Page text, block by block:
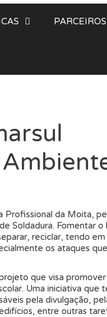
PARCEIROS
Profissional da Moita,
Soldadura. Fomentar o
reciclar, tendo
os ataques
que visa promover
Uma iniciativa que
pela divulgação,
entre outras